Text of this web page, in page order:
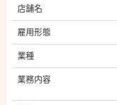
店舗名
雇用形態
業種
業務内容